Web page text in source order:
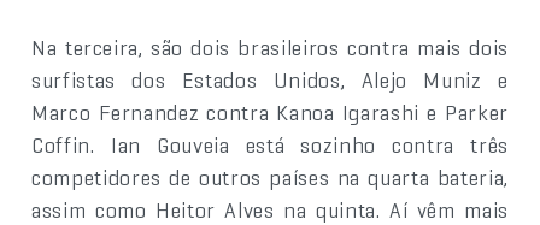
Na terceira, são dois brasileiros contra mais dois
surfistas dos Estados Unidos, Alejo Muniz e
Marco Fernandez contra Kanoa Igarashi e Parker
Coffin. Ian Gouveia está sozinho contra três
competidores de outros países na quarta bateria,
assim como Heitor Alves na quinta. Aí vêm mais